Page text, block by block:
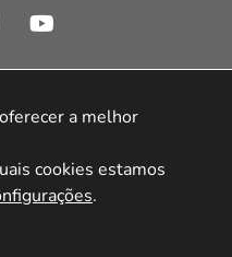
Desenvolvimento HeroStar
a melhor
cookies estamos
.